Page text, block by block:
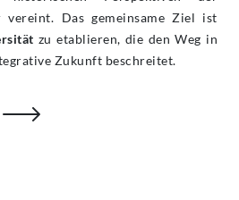
vereint. Das gemeinsame Ziel ist
zu etablieren, die den Weg in
Zukunft beschreitet.